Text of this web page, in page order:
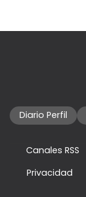
Diario Perfil
Canales RSS
Privacidad